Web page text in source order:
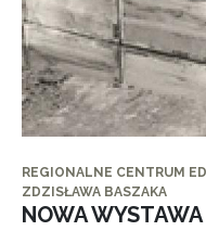
REGIONALNE CENTRUM
ZDZISŁAWA BASZAKA
NOWA